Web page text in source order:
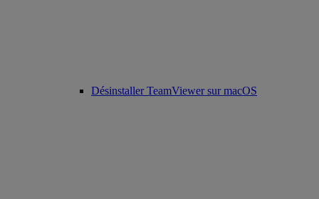
Désinstaller TeamViewer sur macOS